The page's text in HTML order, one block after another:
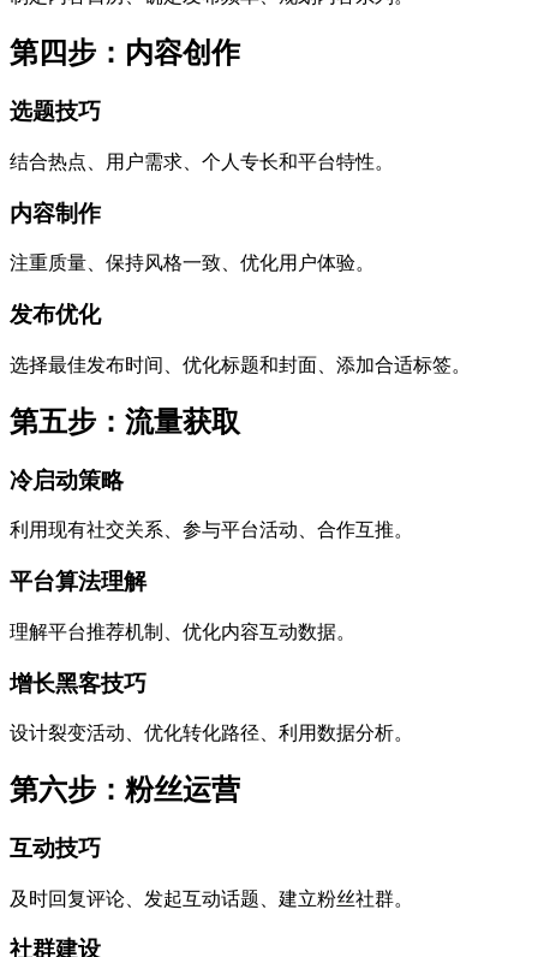
第四步：内容创作
选题技巧
结合热点、用户需求、个人专长和平台特性。
内容制作
注重质量、保持风格一致、优化用户体验。
发布优化
选择最佳发布时间、优化标题和封面、添加合适标签。
第五步：流量获取
冷启动策略
利用现有社交关系、参与平台活动、合作互推。
平台算法理解
理解平台推荐机制、优化内容互动数据。
增长黑客技巧
设计裂变活动、优化转化路径、利用数据分析。
第六步：粉丝运营
互动技巧
及时回复评论、发起互动话题、建立粉丝社群。
社群建设